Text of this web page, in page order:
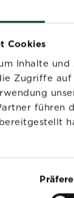
Cookies
Inhalte
Zugriffe